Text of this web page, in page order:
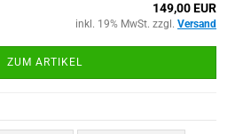
149,00 EUR
inkl. 19% MwSt. zzgl. Versand
ZUM ARTIKEL